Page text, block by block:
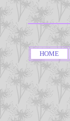
HOME